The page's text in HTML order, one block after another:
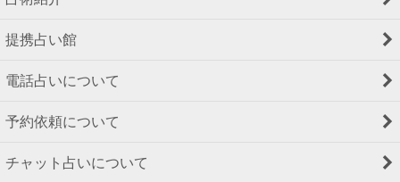
提携占い館
電話占いについて
予約依頼について
チャット占いについて